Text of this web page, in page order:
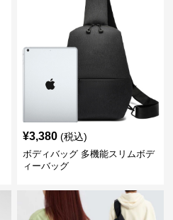
¥3,380 (税込)
ボディバッグ 多機能スリムボデ
ィーバッグ